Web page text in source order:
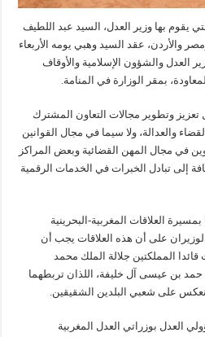
يقوم بها وزير العدل، السيد عبد اللطيف
والأردن، عقد السيد وهبي يومه الأربعاء
العدل والشؤون الإسلامية والأوقاف
بمقر الوزارة في المنامة.
تعزيز وتطوير مجالات التعاون المشترك
والعدالة، ولا سيما في مجال القوانين
في مجال المهن القضائية وبعض المراكز
إلى تبادل الخبرات في الخدمات الرقمية
العلاقات المغربية-البحرينية
على أن هذه العلاقات يجب أن
المملكتين جلالة الملك محمد
حمد بن عيسى آل خليفة، اللذان تربطهما
تنعكس على شعبي البلدين الشقيقين.
العدل بوزراتي العدل المغربية